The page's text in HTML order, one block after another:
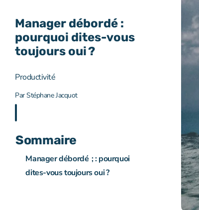
Manager débordé :
pourquoi dites-vous
toujours oui ?
Productivité
ParStéphane Jacquot
Sommaire
Manager débordé ; : pourquoi
dites-vous toujours oui ?